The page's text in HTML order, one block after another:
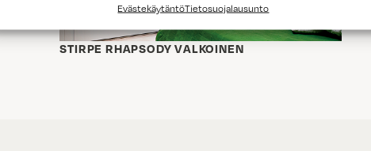
EvästekäytäntöTietosuojalausunto
STIRPE RHAPSODY VALKOINEN